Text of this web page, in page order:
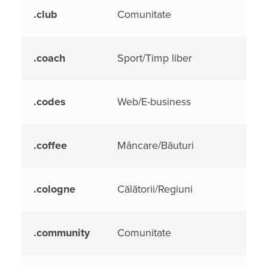
.club Comunitate
.coach Sport/Timp liber
.codes Web/E-business
.coffee Mâncare/Băuturi
.cologne Călătorii/Regiuni
.community Comunitate